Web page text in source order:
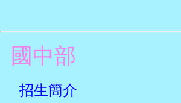
國中部
招生簡介